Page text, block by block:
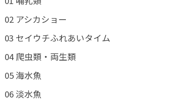
02 アシカショー
03 セイウチふれあいタイム
04 爬虫類・両生類
05 海水魚
06 淡水魚